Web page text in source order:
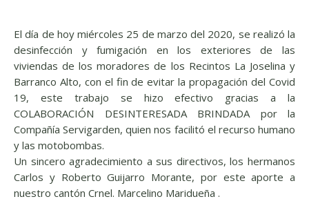
El día de hoy miércoles 25 de marzo del 2020, se realizó la
desinfección y fumigación en los exteriores de las
viviendas de los moradores de los Recintos La Joselina y
Barranco Alto, con el fin de evitar la propagación del Covid
19, este trabajo se hizo efectivo gracias a la
COLABORACIÓN DESINTERESADA BRINDADA por la
Compañía Servigarden, quien nos facilitó el recurso humano
y las motobombas.
Un sincero agradecimiento a sus directivos, los hermanos
Carlos y Roberto Guijarro Morante, por este aporte a
nuestro cantón Crnel. Marcelino Maridueña .